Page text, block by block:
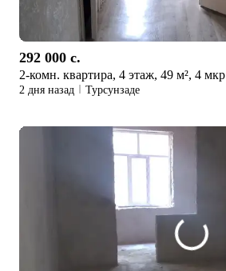
292 000 c.
2-комн. квартира, 4 этаж, 49 м², 4 мкр
2 дня назад Турсунзаде